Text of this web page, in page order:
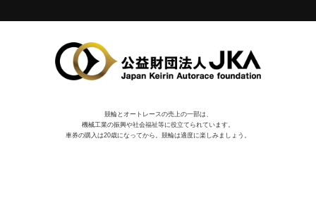
競輪とオートレースの売上の一部は、
機械⼯業の振興や社会福祉等に役⽴てられています。
車券の購入は20歳になってから。競輪は適度に楽しみましょう。